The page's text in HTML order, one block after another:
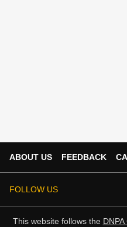
ABOUT US FEEDBACK
FOLLOW US
This website follows the